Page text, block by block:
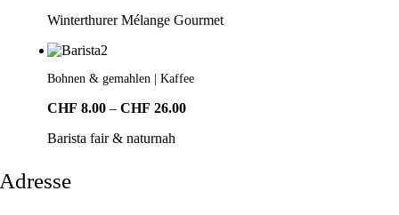
bis
Winterthurer Mélange Gourmet
Bohnen & gemahlen | Kaffee
CHF 8.00 – CHF 26.00Preisspanne:
Barista fair & naturnah
Adresse